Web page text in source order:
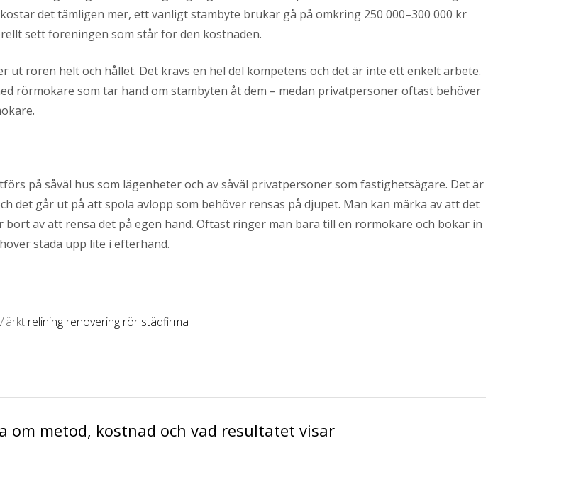
det tämligen mer, ett vanligt stambyte brukar gå på omkring 250 000–300 000 kr
sett föreningen som står för den kostnaden.
ut rören helt och hållet. Det krävs en hel del kompetens och det är inte ett enkelt arbete.
rörmokare som tar hand om stambyten åt dem – medan privatpersoner oftast behöver
på såväl hus som lägenheter och av såväl privatpersoner som fastighetsägare. Det är
det går ut på att spola avlopp som behöver rensas på djupet. Man kan märka av att det
av att rensa det på egen hand. Oftast ringer man bara till en rörmokare och bokar in
städa upp lite i efterhand.
relining renovering rör städfirma
om metod, kostnad och vad resultatet visar